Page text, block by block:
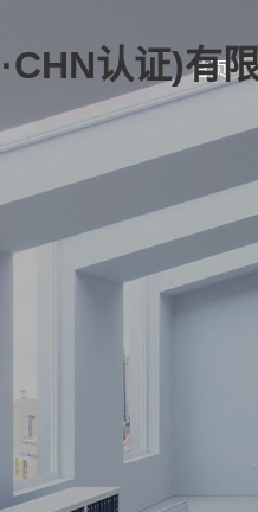
认证)有
首页